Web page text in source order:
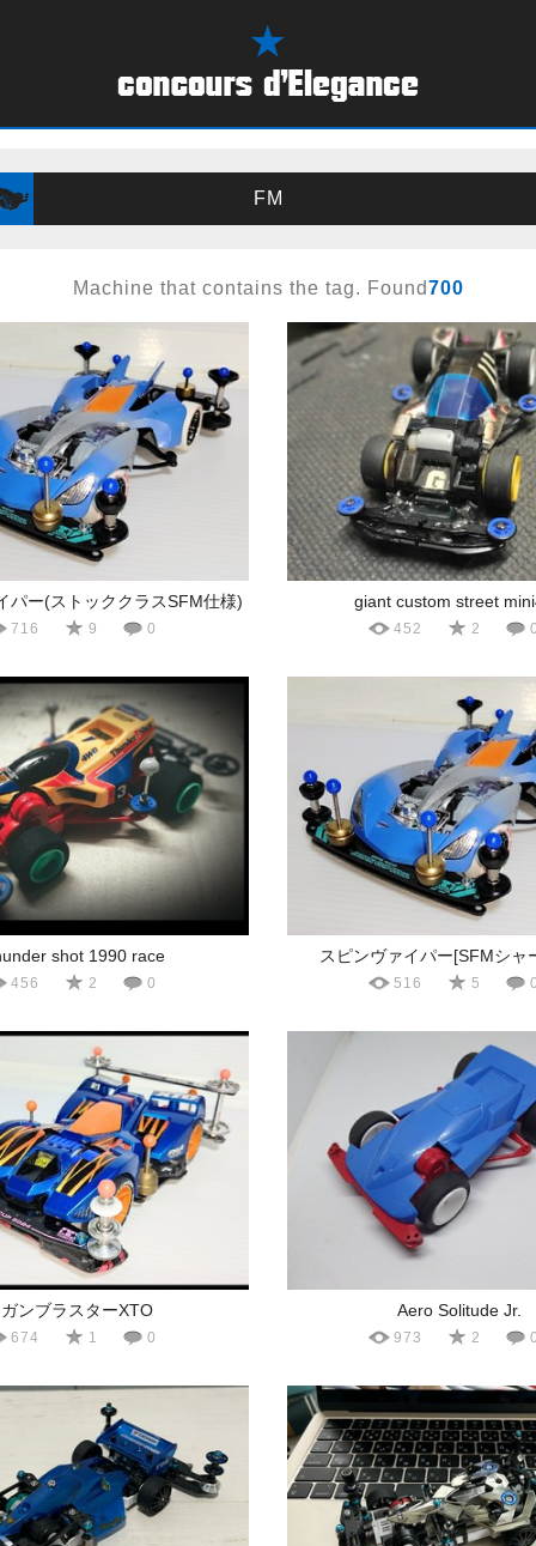
FM
Machine that contains the tag. Found700
パー(ストッククラスSFM仕様)
716 9 0
giant custom street
452 2
shot 1990 race
456 2 0
スピンヴァイパー[SFMシャ
516 5
ガンブラスターXTO
674 1 0
Aero Solitude Jr.
973 2